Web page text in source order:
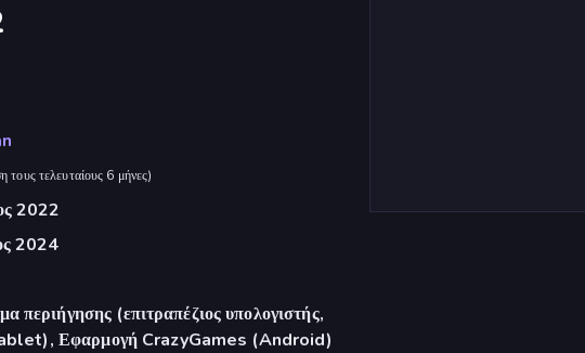
τους τελευταίους 6 μήνες)
2022
2024
περιήγησης (επιτραπέζιος υπολογιστής,
Εφαρμογή CrazyGames (Android)